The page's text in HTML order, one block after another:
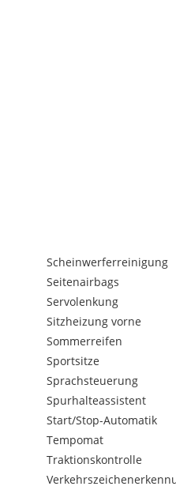
Scheinwerferreinigung
Seitenairbags
Servolenkung
Sitzheizung vorne
Sommerreifen
Sportsitze
Sprachsteuerung
Spurhalteassistent
Start/Stop-Automatik
Tempomat
Traktionskontrolle